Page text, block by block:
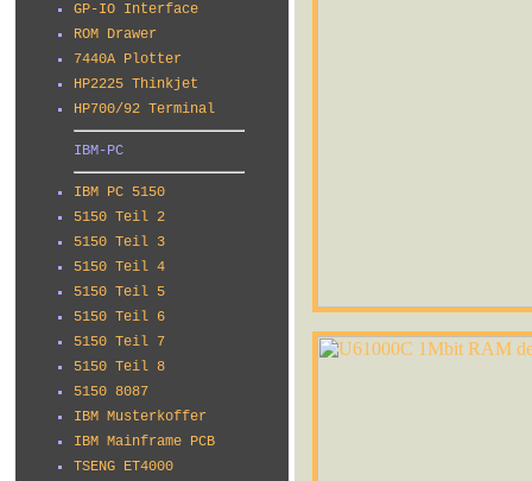
GP-IO Interface
ROM Drawer
7440A Plotter
HP2225 Thinkjet
HP700/92 Terminal
IBM-PC
IBM PC 5150
5150 Teil 2
5150 Teil 3
5150 Teil 4
5150 Teil 5
5150 Teil 6
5150 Teil 7
5150 Teil 8
5150 8087
IBM Musterkoffer
IBM Mainframe PCB
TSENG ET4000